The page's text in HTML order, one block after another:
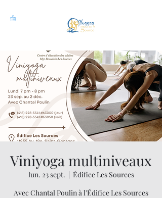
Viniyoga multiniveaux
lun. 23 sept.
  |
Édifice Les Sources
Avec Chantal Poulin à l'Édifice Les Sources